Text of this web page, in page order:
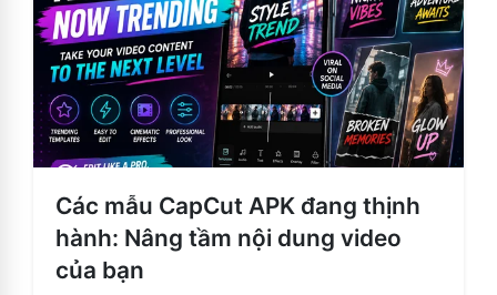
Các mẫu CapCut APK đang thịnh
hành: Nâng tầm nội dung video
của bạn